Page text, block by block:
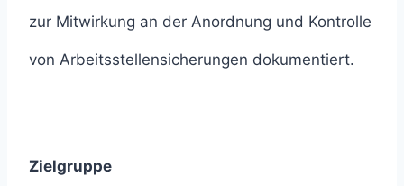
zur Mitwirkung an der Anordnung und Kontrolle
von Arbeitsstellensicherungen dokumentiert.
Zielgruppe